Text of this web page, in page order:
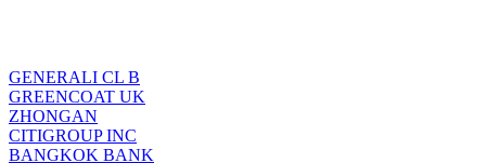
GENERALI CL B
GREENCOAT UK
ZHONGAN
CITIGROUP INC
BANGKOK BANK